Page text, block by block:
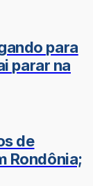
para
parar na
de
Rondônia;